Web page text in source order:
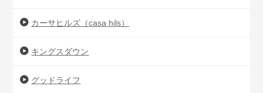
カーサヒルズ（casa hils）
キングスダウン
グッドライフ